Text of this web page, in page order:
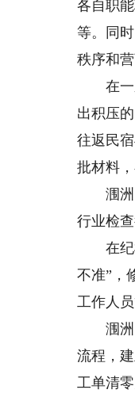
各自职
等。同
秩序和营
在一系
出积压
往返民
批材料
涠洲岛
行业检
在纪检
不准”，
工作人
涠洲岛
流程，
工单清